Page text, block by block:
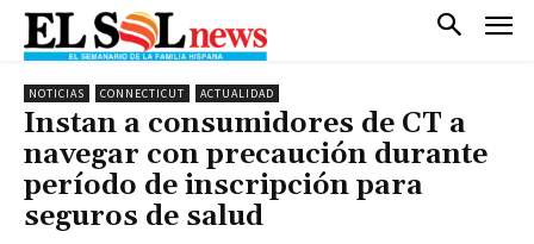
NOTICIAS CONNECTICUT ACTUALIDAD
Instan a consumidores de CT a
navegar con precaución durante
período de inscripción para
seguros de salud